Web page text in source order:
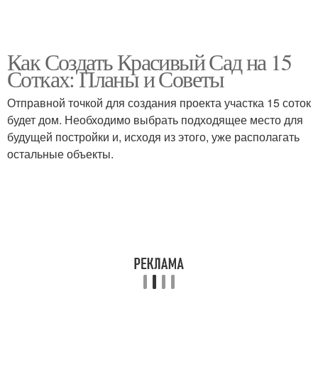
Как Создать Красивый Сад на 15
Сотках: Планы и Советы
Отправной точкой для создания проекта участка 15 соток
будет дом. Необходимо выбрать подходящее место для
будущей постройки и, исходя из этого, уже располагать
остальные объекты.